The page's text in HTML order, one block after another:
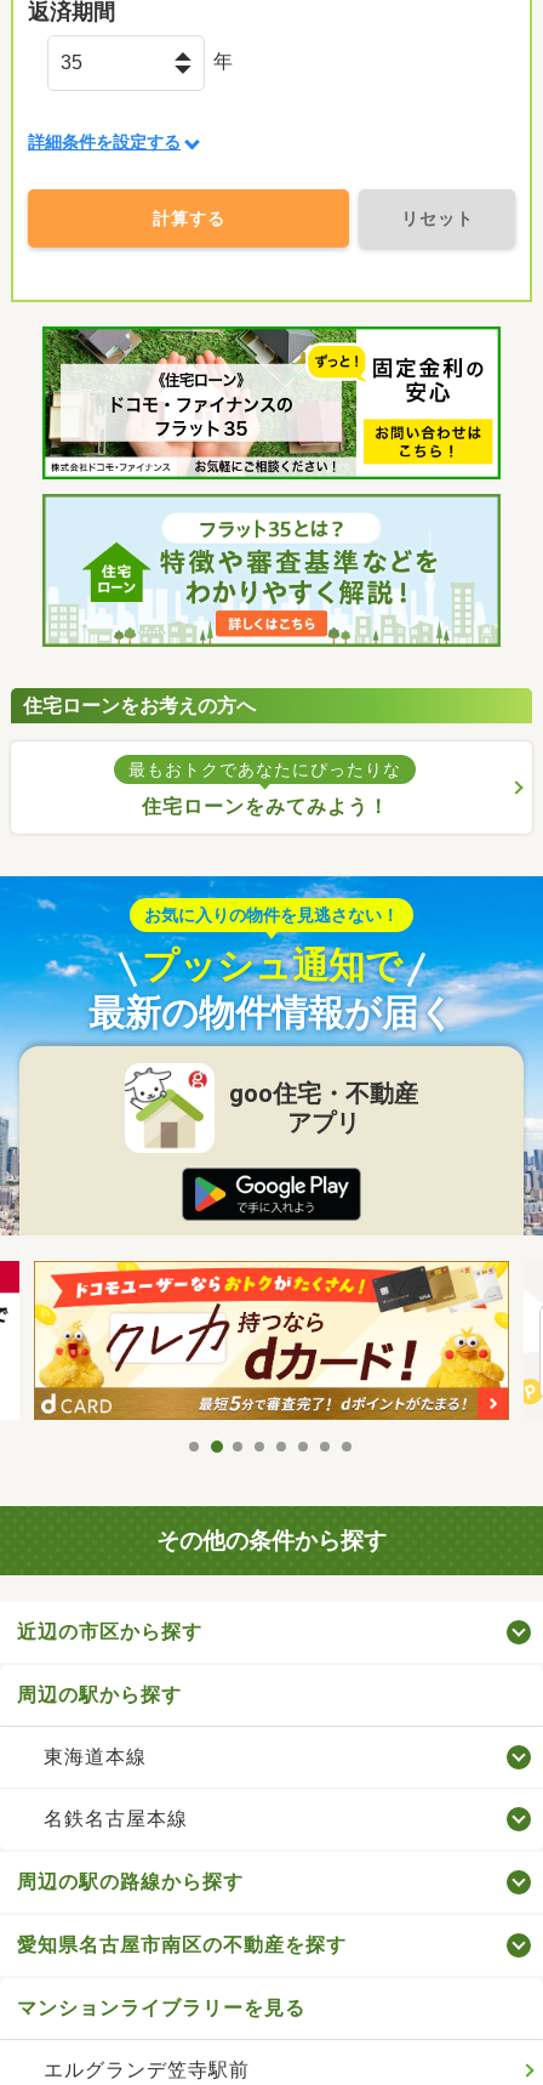
返済期間
年
詳細条件を設定する
計算する リセット
住宅ローンをお考えの方へ
最もおトクであなたにぴったりな
住宅ローンをみてみよう！
お気に入りの物件を見逃さない！
プッシュ通知で
最新の物件情報が届く
goo住宅・不動産
アプリ
その他の条件から探す
近辺の市区から探す
周辺の駅から探す
東海道本線
名鉄名古屋本線
周辺の駅の路線から探す
愛知県名古屋市南区の不動産を探す
マンションライブラリーを見る
エルグランデ笠寺駅前